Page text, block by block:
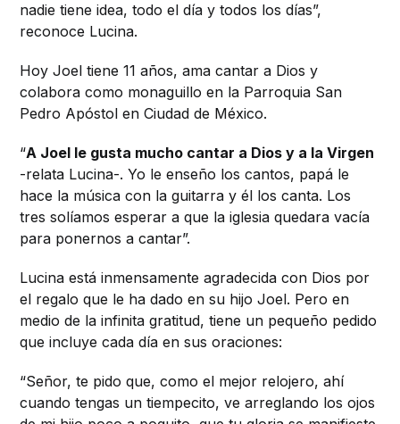
nadie tiene idea, todo el día y todos los días”,
reconoce Lucina.
Hoy Joel tiene 11 años, ama cantar a Dios y
colabora como monaguillo en la Parroquia San
Pedro Apóstol en Ciudad de México.
“A Joel le gusta mucho cantar a Dios y a la Virgen
-relata Lucina-. Yo le enseño los cantos, papá le
hace la música con la guitarra y él los canta. Los
tres solíamos esperar a que la iglesia quedara vacía
para ponernos a cantar”.
Lucina está inmensamente agradecida con Dios por
el regalo que le ha dado en su hijo Joel. Pero en
medio de la infinita gratitud, tiene un pequeño pedido
que incluye cada día en sus oraciones:
“Señor, te pido que, como el mejor relojero, ahí
cuando tengas un tiempecito, ve arreglando los ojos